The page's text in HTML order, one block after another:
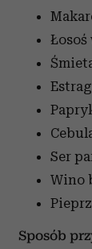
Ser
Wino
Sposób